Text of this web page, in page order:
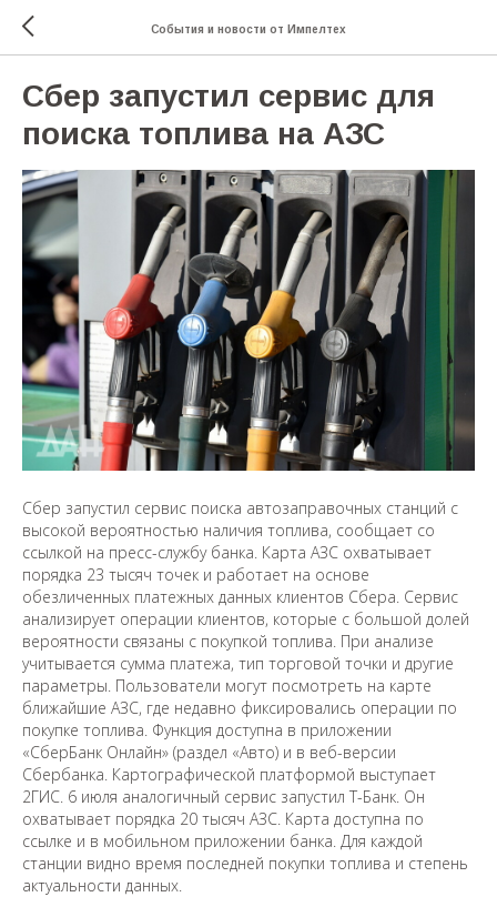
События и новости от Импелтех
Сбер запустил сервис для
поиска топлива на АЗС
Сбер запустил сервис поиска автозаправочных станций с
высокой вероятностью наличия топлива, сообщает со
ссылкой на пресс-службу банка. Карта АЗС охватывает
порядка 23 тысяч точек и работает на основе
обезличенных платежных данных клиентов Сбера. Сервис
анализирует операции клиентов, которые с большой долей
вероятности связаны с покупкой топлива. При анализе
учитывается сумма платежа, тип торговой точки и другие
параметры. Пользователи могут посмотреть на карте
ближайшие АЗС, где недавно фиксировались операции по
покупке топлива. Функция доступна в приложении
«СберБанк Онлайн» (раздел «Авто) и в веб-версии
Сбербанка. Картографической платформой выступает
2ГИС. 6 июля аналогичный сервис запустил Т-Банк. Он
охватывает порядка 20 тысяч АЗС. Карта доступна по
ссылке и в мобильном приложении банка. Для каждой
станции видно время последней покупки топлива и степень
актуальности данных.